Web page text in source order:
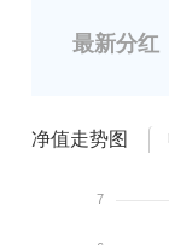
最新分红
净值走势图